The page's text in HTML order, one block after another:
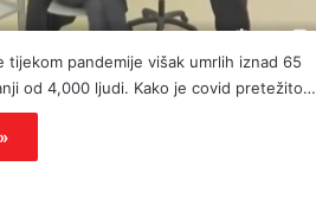
tijekom pandemije višak umrlih iznad 65
od 4,000 ljudi. Kako je covid pretežito…